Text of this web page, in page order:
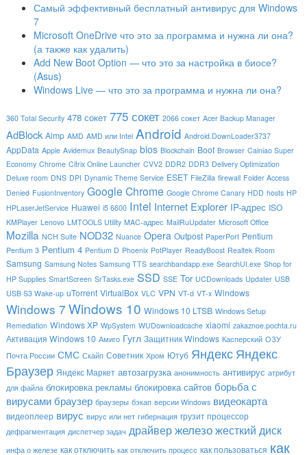
Самый эффективный бесплатный антивирус для Windows
7
Microsoft OneDrive что это за программа и нужна ли она?
(а также как удалить)
Add New Boot Option — что это за настройка в биосе?
(Asus)
Windows Live — что это за программа и нужна ли она?
360 Total Security 478 сокет 775 сокет 2066 сокет Acer Backup Manager
AdBlock Aimp AMD AMD или Intel Android Android.DownLoader3737
AppData Apple Avidemux BeautySnap bios Blockchain Boot Browser Cainiao Super
Economy Chrome Citrix Online Launcher CVV2 DDR2 DDR3 Delivery Optimization
Deluxe room DNS DPI Dynamic Theme Service ESET FileZilla firewall Folder Access
Denied FusionInventory Google Chrome Google Chrome Canary HDD hosts HP
HPLaserJetService Huawei i5 6600 Intel Internet Explorer IP-адрес ISO
KMPlayer Lenovo LMTOOLS Utility MAC-адрес MailRuUpdater Microsoft Office
Mozilla NCH Suite NOD32 Nuance Opera Outpost PaperPort Pentium
Pentium 3 Pentium 4 Pentium D Phoenix PotPlayer ReadyBoost Realtek Room
Samsung Samsung Notes Samsung TTS searchbandapp.exe SearchUI.exe Shop for
HP Supplies SmartScreen SrTasks.exe SSD SSE Tor UCDownloads Updater USB
USB S3 Wake-up uTorrent VirtualBox VLC VPN VT-d VT-x Windows
Windows 7 Windows 10 Windows 10 LTSB Windows Setup
Remediation Windows XP WpSystem WUDownloadcache xiaomi zakaznoe.pochta.ru
Активация Windows 10 Амиго Гугл Защитник Windows Касперский ОЗУ
Почта России СМС Скайп Советник Хром Ютуб Яндекс Яндекс
Браузер Яндекс Маркет автозагрузка анонимность антивирус атрибут
для файла блокировка рекламы блокировка сайтов борьба с
вирусами браузер браузеры бэкап версии Windows видеокарта
видеоплеер вирус вирус или нет гибернация грузит процессор
дефрагментация диспетчер задач драйвержелезожесткий диск
инфа о железе как отключить как отключить процесс как пользоваться как